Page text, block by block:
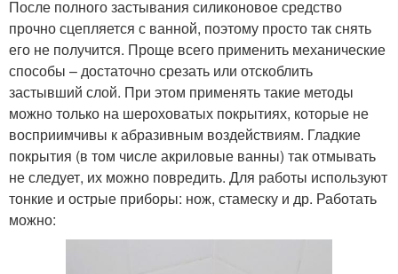
После полного застывания силиконовое средство
прочно сцепляется с ванной, поэтому просто так снять
его не получится. Проще всего применить механические
способы – достаточно срезать или отскоблить
застывший слой. При этом применять такие методы
можно только на шероховатых покрытиях, которые не
восприимчивы к абразивным воздействиям. Гладкие
покрытия (в том числе акриловые ванны) так отмывать
не следует, их можно повредить. Для работы используют
тонкие и острые приборы: нож, стамеску и др. Работать
можно: